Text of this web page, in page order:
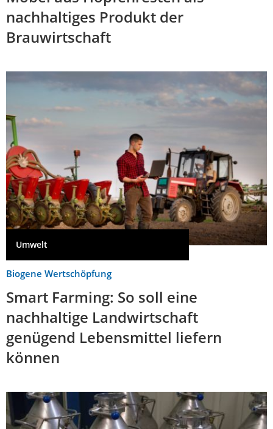
nachhaltiges Produkt der
Brauwirtschaft
Umwelt
Biogene Wertschöpfung
Smart Farming: So soll eine
nachhaltige Landwirtschaft
genügend Lebensmittel liefern
können